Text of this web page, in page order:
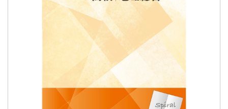
ソフトウェアご登録フォーム
よくあるご質問（FAQ）